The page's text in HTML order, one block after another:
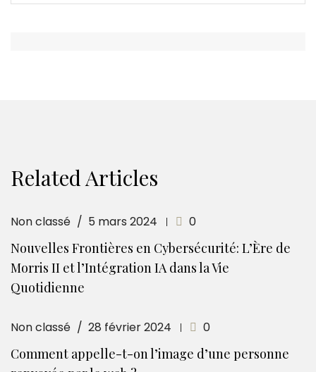
Related Articles
Non classé 5 mars 2024 0
Nouvelles Frontières en Cybersécurité: L’Ère de
Morris II et l’Intégration IA dans la Vie
Quotidienne
Non classé 28 février 2024 0
Comment appelle-t-on l’image d’une personne